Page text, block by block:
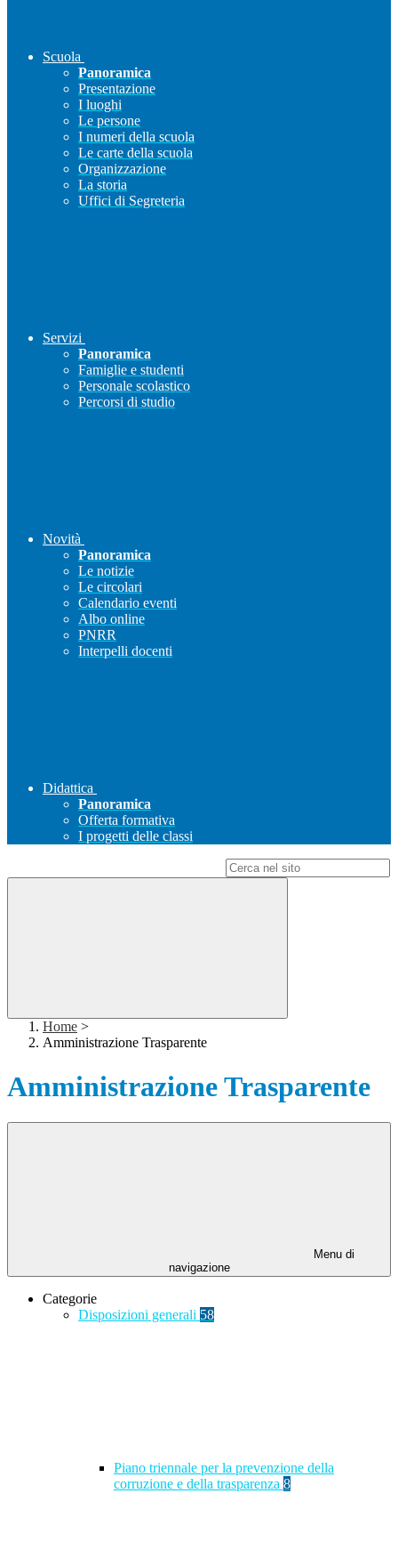
Scuola
Panoramica
Presentazione
I luoghi
Le persone
I numeri della scuola
Le carte della scuola
Organizzazione
La storia
Uffici di Segreteria
Servizi
Panoramica
Famiglie e studenti
Personale scolastico
Percorsi di studio
Novità
Panoramica
Le notizie
Le circolari
Calendario eventi
Albo online
PNRR
Interpelli docenti
Didattica
Panoramica
Offerta formativa
I progetti delle classi
Home >
Amministrazione Trasparente
Amministrazione Trasparente
Menu di
navigazione
Categorie
Disposizioni generali 58
Piano triennale per la prevenzione della
corruzione e della trasparenza 8